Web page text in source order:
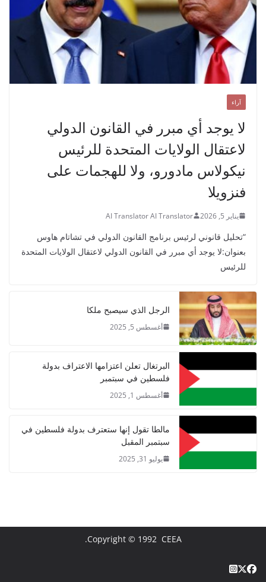
آراء
لا يوجد أي مبرر في القانون الدولي
لاعتقال الولايات المتحدة للرئيس
نيكولاس مادورو، ولا للهجمات على
فنزويلا
يناير 5, 2026 AI Translator AI Translator
“تحليل قانوني لرئيس برنامج القانون الدولي في تشاتام هاوس
بعنوان:لا يوجد أي مبرر في القانون الدولي لاعتقال الولايات المتحدة
للرئيس
الرجل الذي سيصبح ملكا
أغسطس 5, 2025
البرتغال تعلن اعتزامها الاعتراف بدولة
فلسطين في سبتمبر
أغسطس 1, 2025
مالطا تقول إنها ستعترف بدولة فلسطين في
سبتمبر المقبل
يوليو 31, 2025
Copyright © 1992 CEEA.